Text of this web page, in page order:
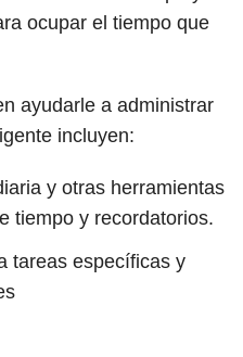
ocupar el tiempo que
ayudarle a administrar
incluyen:
y otras herramientas
tiempo y recordatorios.
tareas específicas y